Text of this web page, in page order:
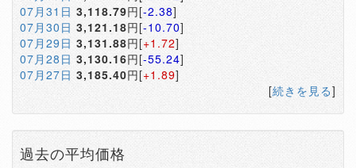
07月31日 3,118.79円[-2.38]
07月30日 3,121.18円[-10.70]
07月29日 3,131.88円[+1.72]
07月28日 3,130.16円[-55.24]
07月27日 3,185.40円[+1.89]
[続きを見る]
過去の平均価格